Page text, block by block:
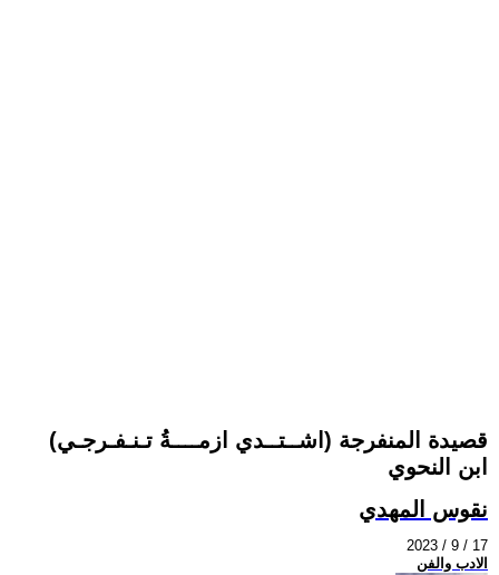
قصيدة المنفرجة (اشــتــدي ازمــــةُ تـنـفـرجـي)
ابن النحوي
نقوس المهدي
2023 / 9 / 17
الادب والفن